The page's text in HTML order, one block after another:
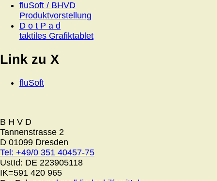
fluSoft / BHVD
Produktvorstellung
D o t P a d
taktiles Grafiktablet
Link zu X
fluSoft
B H V D
Tannenstrasse 2
D 01099 Dresden
Tel: +49/0 351 40457-75
UstId: DE 223905118
IK=591 420 965